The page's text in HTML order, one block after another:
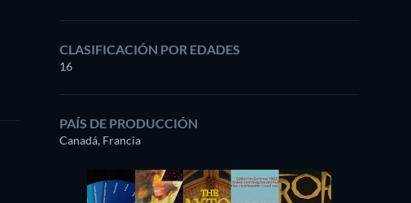
CLASIFICACIÓN POR EDADES
16
PAÍS DE PRODUCCIÓN
Canadá, Francia